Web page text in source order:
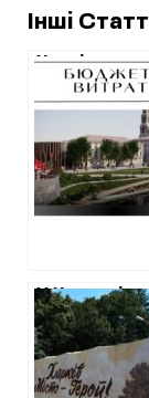
Інші
Харківська
міськрада
мільйон
проєкт
Лопанської
набережної
У Харкові
договори на
дев’яти
укриттів